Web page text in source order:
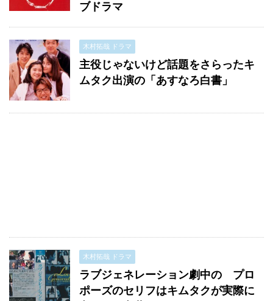
ブドラマ
木村拓哉 ドラマ
主役じゃないけど話題をさらったキ
ムタク出演の「あすなろ白書」
木村拓哉 ドラマ
ラブジェネレーション劇中の プロ
ポーズのセリフはキムタクが実際に